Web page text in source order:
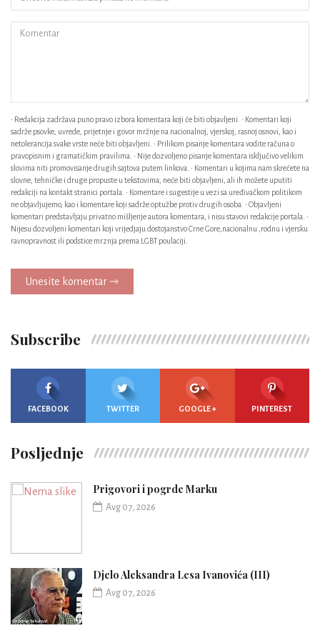
• Redakcija zadržava puno pravo izbora komentara koji će biti objavljeni. • Komentari koji
sadrže psovke, uvrede, prijetnje i govor mržnje na nacionalnoj, vjerskoj, rasnoj osnovi, kao i
netolerancija svake vrste neće biti objavljeni. • Prilikom pisanje komentara vodite računa o
pravopisnim i gramatičkim pravilima. • Nije dozvoljeno pisanje komentara isključivo velikim
slovima niti promovisanje drugih sajtova putem linkova. • Komentari u kojima nam skrećete na
slovne, tehničke i druge propuste u tekstovima, neće biti objavljeni, ali ih možete uputiti
redakciji na kontakt stranici portala. • Komentare i sugestije u vezi sa uređivačkom politikom
ne objavljujemo, kao i komentare koji sadrže optužbe protiv drugih osoba. • Objavljeni
komentari predstavljaju privatno mišljenje autora komentara, i nisu stavovi redakcije portala. •
Nijesu dozvoljeni komentari koji vrijedjaju dostojanstvo Crne Gore,nacionalnu ,rodnu i vjersku
ravnopravnost ili podstice mrznja prema LGBT poulaciji.
Unesite komentar ⇾
Subscribe
FACEBOOK TWITTER GOOGLE + PINTEREST
Posljednje
Prigovori i pogrde Marku
Avg 07, 2026
Djelo Aleksandra Lesa Ivanovića (III)
Avg 07, 2026